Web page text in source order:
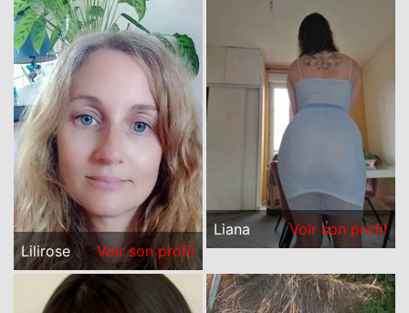
Lilirose Voir son profil
Liana Voir son profil